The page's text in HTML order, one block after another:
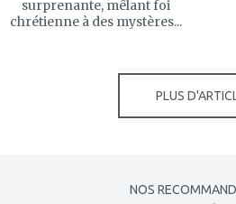
surprenante, mêlant foi
chrétienne à des mystères...
PLUS
NOS